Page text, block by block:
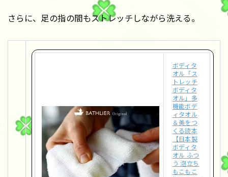
さらに、足の指の間もストレッチしながら洗える。
ボディタ
オル「ス
トレッチ
ボディタ
オル」多
機能ボデ
ィタオル
＆美をつ
くる読本
【日本製
ボディタ
オル ふつ
う 泡立ち
もこもこ